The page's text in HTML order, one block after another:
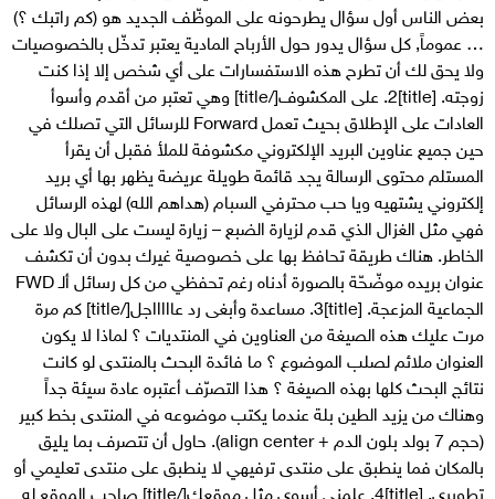
بعض الناس أول سؤال يطرحونه على الموظّف الجديد هو (كم راتبك ؟)
… عموماً, كل سؤال يدور حول الأرباح المادية يعتبر تدخّل بالخصوصيات
ولا يحق لك أن تطرح هذه الاستفسارات على أي شخص إلا إذا كنت
زوجته. [title]2. على المكشوف[/title] وهي تعتبر من أقدم وأسوأ
العادات على الإطلاق بحيث تعمل Forward للرسائل التي تصلك في
حين جميع عناوين البريد الإلكتروني مكشوفة للملأ فقبل أن يقرأ
المستلم محتوى الرسالة يجد قائمة طويلة عريضة يظهر بها أي بريد
إلكتروني يشتهيه ويا حب محترفي السبام (هداهم الله) لهذه الرسائل
فهي مثل الغزال الذي قدم لزيارة الضبع – زيارة ليست على البال ولا على
الخاطر. هناك طريقة تحافظ بها على خصوصية غيرك بدون أن تكشف
عنوان بريده موضّحّة بالصورة أدناه رغم تحفظي من كل رسائل ألـ FWD
الجماعية المزعجة. [title]3. مساعدة وأبغى رد عاااااجل[/title] كم مرة
مرت عليك هذه الصيغة من العناوين في المنتديات ؟ لماذا لا يكون
العنوان ملائم لصلب الموضوع ؟ ما فائدة البحث بالمنتدى لو كانت
نتائج البحث كلها بهذه الصيغة ؟ هذا التصرّف أعتبره عادة سيئة جداً
وهناك من يزيد الطين بلة عندما يكتب موضوعه في المنتدى بخط كبير
(حجم 7 بولد بلون الدم + align center). حاول أن تتصرف بما يليق
بالمكان فما ينطبق على منتدى ترفيهي لا ينطبق على منتدى تعليمي أو
تطويري. [title]4. علمني أسوي مثل موقعك[/title] صاحب الموقع له